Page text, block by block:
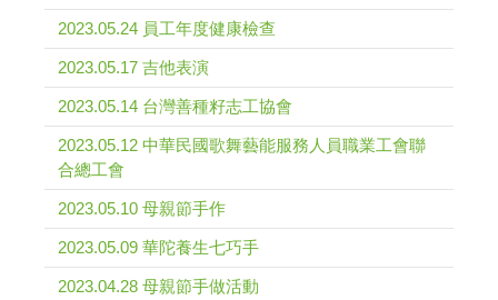
2023.05.24 員工年度健康檢查
2023.05.17 吉他表演
2023.05.14 台灣善種籽志工協會
2023.05.12 中華民國歌舞藝能服務人員職業工會聯
合總工會
2023.05.10 母親節手作
2023.05.09 華陀養生七巧手
2023.04.28 母親節手做活動